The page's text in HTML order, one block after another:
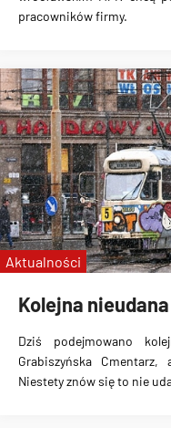
pracowników firmy.
Kolejna
Dziś podejmowano
Grabiszyńska
Niestety znów się to nie
Aktualności